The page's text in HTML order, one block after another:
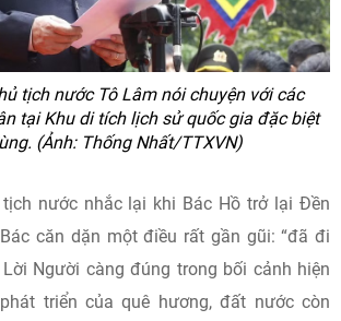
tịch nước Tô Lâm nói chuyện với các
tại Khu di tích lịch sử quốc gia đặc biệt
(Ảnh: Thống Nhất/TTXVN)
nước nhắc lại khi Bác Hồ trở lại Đền
căn dặn một điều rất gần gũi: “đã đi
Người càng đúng trong bối cảnh hiện
triển của quê hương, đất nước còn